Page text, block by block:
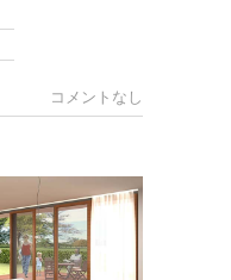
コメントなし